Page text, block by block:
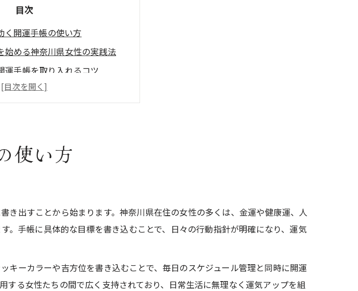
目次
く開運手帳の使い方
始める神奈川県女性の実践法
運手帳を取り入れるコツ
た手帳記入のポイント解説
帳活用術を解説
常にプラスの変化を実感
理に開運手帳を活かす工夫
星占術の運気を最大化する方法
使い方
き出すことから始まります。神奈川県在住の女性の多くは、金運や健康運、人
。手帳に具体的な目標を書き込むことで、日々の行動指針が明確になり、運気
ーカラーや吉方位を書き込むことで、毎日のスケジュール管理と同時に開運
る女性たちの間で広く支持されており、日常生活に無理なく運気アップを組